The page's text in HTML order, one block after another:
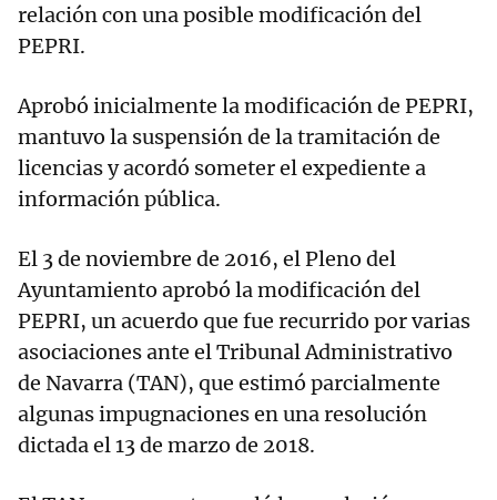
relación con una posible modificación del
PEPRI.
Aprobó inicialmente la modificación de PEPRI,
mantuvo la suspensión de la tramitación de
licencias y acordó someter el expediente a
información pública.
El 3 de noviembre de 2016, el Pleno del
Ayuntamiento aprobó la modificación del
PEPRI, un acuerdo que fue recurrido por varias
asociaciones ante el Tribunal Administrativo
de Navarra (TAN), que estimó parcialmente
algunas impugnaciones en una resolución
dictada el 13 de marzo de 2018.